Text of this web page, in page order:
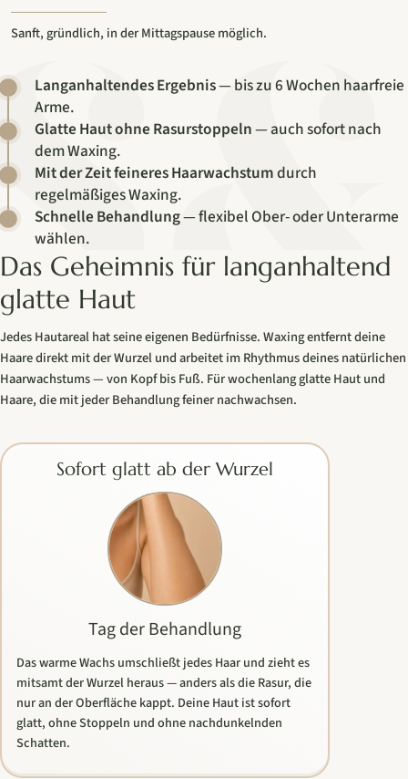
Sanft, gründlich, in der Mittagspause möglich.
Langanhaltendes Ergebnis— bis zu 6 Wochen haarfreie
Arme.
Glatte Haut ohne Rasurstoppeln— auch sofort nach
dem Waxing.
Mit der Zeit feineres Haarwachstumdurch
regelmäßiges Waxing.
Schnelle Behandlung— flexibel Ober- oder Unterarme
wählen.
Das Geheimnis für langanhaltend
glatte Haut
Jedes Hautareal hat seine eigenen Bedürfnisse. Waxing entfernt deine
Haare direkt mit der Wurzel und arbeitet im Rhythmus deines natürlichen
Haarwachstums — von Kopf bis Fuß. Für wochenlang glatte Haut und
Haare, die mit jeder Behandlung feiner nachwachsen.
Sofort glatt ab der Wurzel
Tag der Behandlung
Das warme Wachs umschließt jedes Haar und zieht es
mitsamt der Wurzel heraus — anders als die Rasur, die
nur an der Oberfläche kappt. Deine Haut ist sofort
glatt, ohne Stoppeln und ohne nachdunkelnden
Schatten.